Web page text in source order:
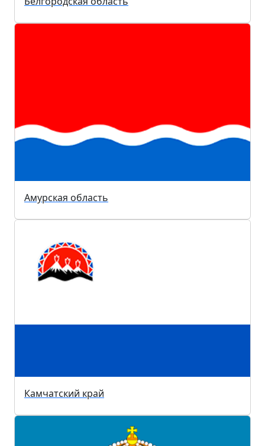
Амурская область
Камчатский край